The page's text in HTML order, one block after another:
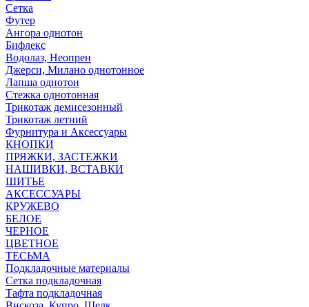
Сетка
Футер
Ангора однотон
Бифлекс
Водолаз, Неопрен
Джерси, Милано однотонное
Лапша однотон
Стежка однотонная
Трикотаж демисезонный
Трикотаж летний
Фурнитура и Аксессуары
КНОПКИ
ПРЯЖКИ, ЗАСТЕЖКИ
НАШИВКИ, ВСТАВКИ
ШИТЬЕ
АКСЕССУАРЫ
КРУЖЕВО
БЕЛОЕ
ЧЕРНОЕ
ЦВЕТНОЕ
ТЕСЬМА
Подкладочные материалы
Сетка подкладочная
Тафта подкладочная